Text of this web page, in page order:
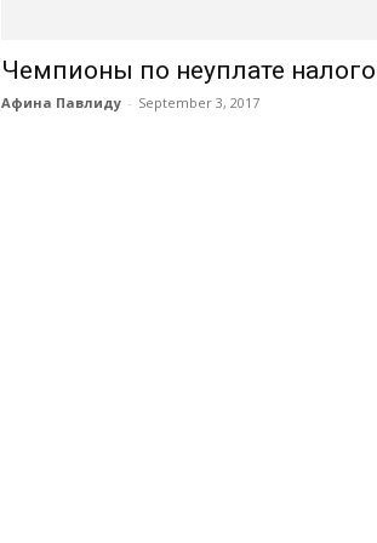
Чемпионы по неуплате
Афина Павлиду - September 3, 2017